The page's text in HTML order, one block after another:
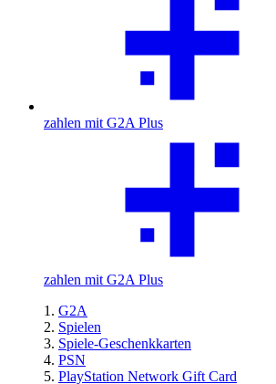
zahlen mit G2A Plus
zahlen mit G2A Plus
G2A
Spielen
Spiele-Geschenkkarten
PSN
PlayStation Network Gift Card